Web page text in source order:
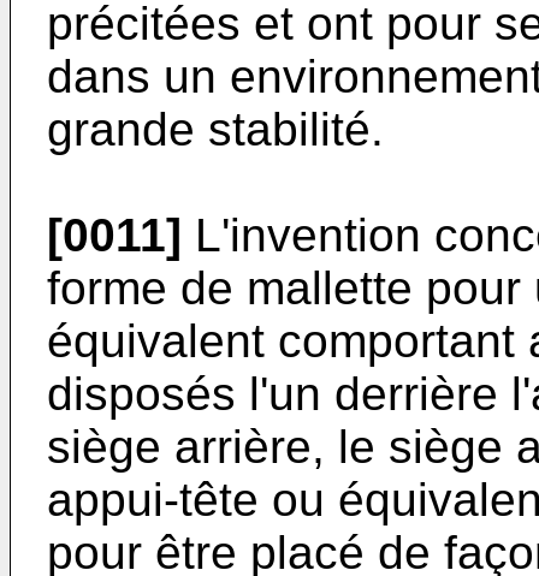
précitées et ont pour
dans un
grande stabilité.
[0011] L'invention
forme de mallette
équivalent comportant
disposés l'un derrière
siège arrière, le siège
appui-tête ou
pour être placé de